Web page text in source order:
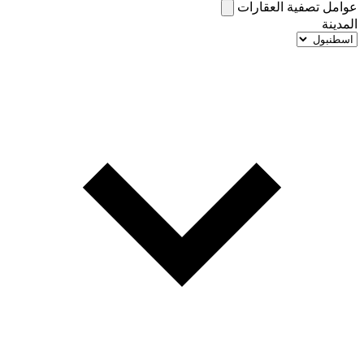
عوامل تصفية العقارات
المدينة